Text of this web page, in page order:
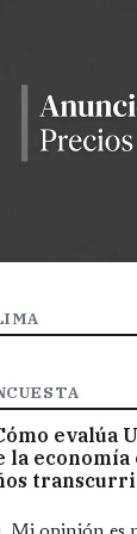
evalúa
la